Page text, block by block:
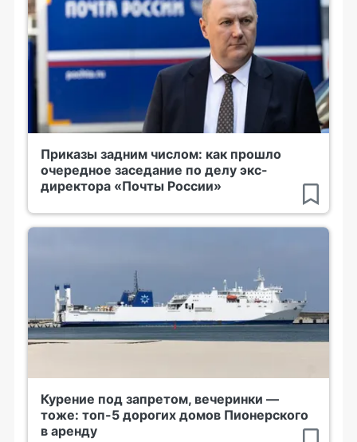
Приказы задним числом: как прошло
очередное заседание по делу экс-
директора «Почты России»
Курение под запретом, вечеринки —
тоже: топ-5 дорогих домов Пионерского
в аренду